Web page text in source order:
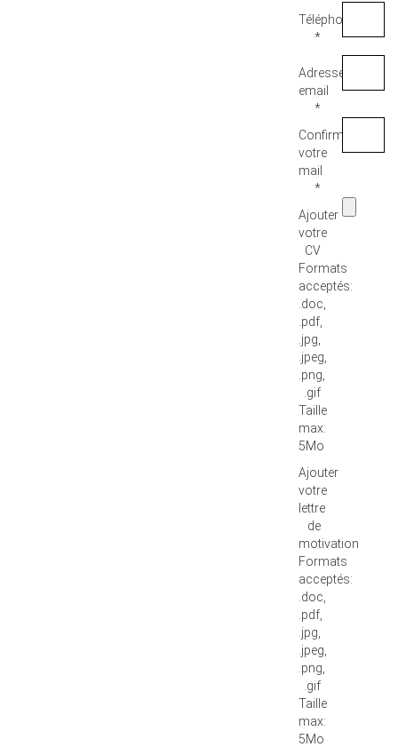
Téléphone
*
Adresse
email
*
Confirmez
votre
mail
*
Ajouter
votre
CV
Formats
acceptés:
.doc,
.pdf,
.jpg,
.jpeg,
.png,
.gif
Taille
max:
5Mo
Ajouter
votre
lettre
de
motivation
Formats
acceptés:
.doc,
.pdf,
.jpg,
.jpeg,
.png,
.gif
Taille
max:
5Mo